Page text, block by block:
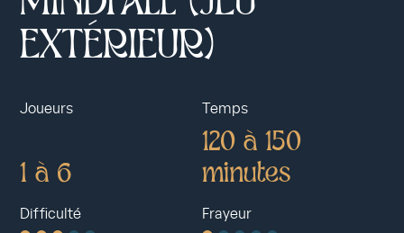
EXTÉRIEUR)
Joueurs
1 à 6
Temps
120 à 150
minutes
Difficulté Frayeur